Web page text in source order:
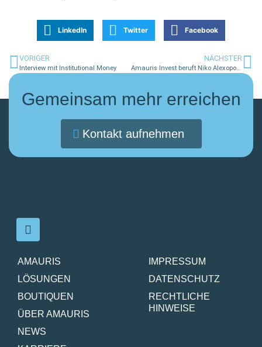
LinkedIn Twitter Facebook
VORIGER
Interview mit Institutional Money
NÄCHSTER
Amauris Invest beruft Niko Alexopoulos zum weiteren Geschäftsführer
Gemeinsam mehr erreichen
Kontakt aufnehmen
AMAURIS
LÖSUNGEN
BOUTIQUEN
ÜBER AMAURIS
NEWS
IMPRESSUM
DATENSCHUTZ
RECHTLICHE
HINWEISE